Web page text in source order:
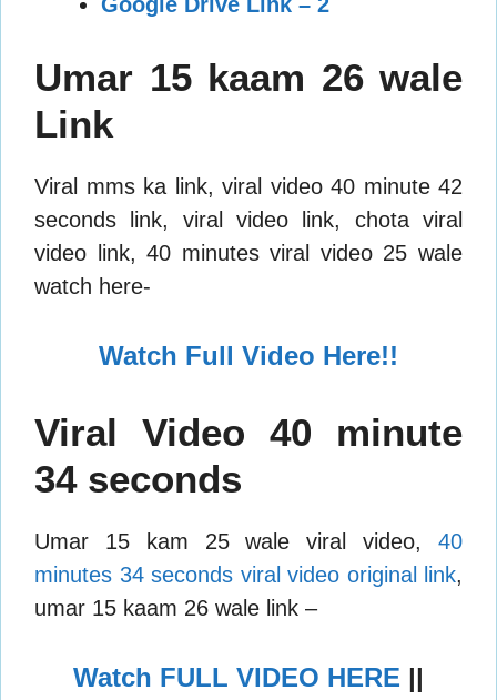
Umar 15 kaam 26 wale
Link
Viral mms ka link, viral video 40 minute 42
seconds link, viral video link, chota viral
video link, 40 minutes viral video 25 wale
watch here-
Watch Full Video Here!!
Viral Video 40 minute
34 seconds
Umar 15 kam 25 wale viral video, 40
minutes 34 seconds viral video original link,
umar 15 kaam 26 wale link –
Watch FULL VIDEO HERE ||